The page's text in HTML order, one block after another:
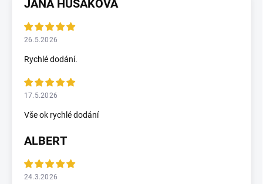
JANA HUSÁKOVÁ
26.5.2026
Rychlé dodání.
17.5.2026
Vše ok rychlé dodání
ALBERT
24.3.2026